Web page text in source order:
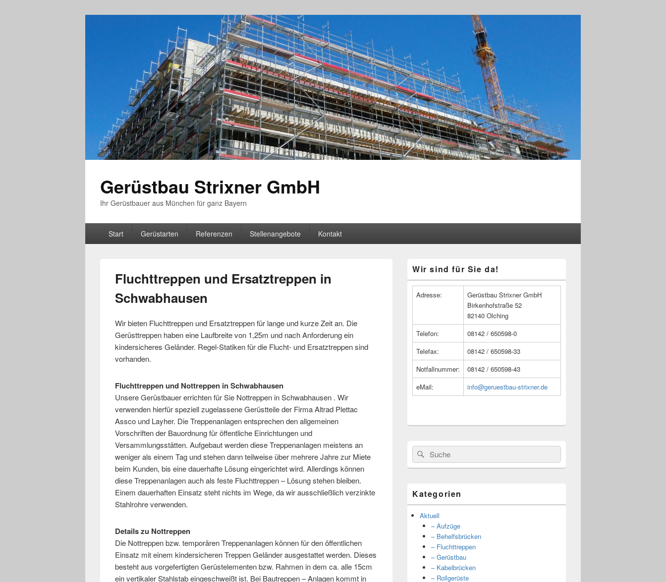
Gerüstbau Strixner GmbH
Ihr Gerüstbauer aus München für ganz Bayern
Start Gerüstarten Referenzen Stellenangebote Kontakt
Fluchttreppen und Ersatztreppen in
Schwabhausen
Wir bieten Fluchttreppen und Ersatztreppen für lange und kurze Zeit an. Die
Gerüsttreppen haben eine Laufbreite von 1,25m und nach Anforderung ein
kindersicheres Geländer. Regel-Statiken für die Flucht- und Ersatztreppen sind
vorhanden.
Fluchttreppen und Nottreppen in Schwabhausen
Unsere Gerüstbauer errichten für Sie Nottreppen in Schwabhausen . Wir
verwenden hierfür speziell zugelassene Gerüstteile der Firma Altrad Plettac
Assco und Layher. Die Treppenanlagen entsprechen den allgemeinen
Vorschriften der Bauordnung für öffentliche Einrichtungen und
Versammlungsstätten. Aufgebaut werden diese Treppenanlagen meistens an
weniger als einem Tag und stehen dann teilweise über mehrere Jahre zur Miete
beim Kunden, bis eine dauerhafte Lösung eingerichtet wird. Allerdings können
diese Treppenanlagen auch als feste Fluchttreppen – Lösung stehen bleiben.
Einem dauerhaften Einsatz steht nichts im Wege, da wir ausschließlich verzinkte
Stahlrohre verwenden.
Details zu Nottreppen
Die Nottreppen bzw. temporären Treppenanlagen können für den öffentlichen
Einsatz mit einem kindersicheren Treppen Geländer ausgestattet werden. Dieses
besteht aus vorgefertigten Gerüstelementen bzw. Rahmen in dem ca. alle 15cm
ein vertikaler Stahlstab eingeschweißt ist. Bei Bautreppen – Anlagen kommt in
Seitenleisten
Widget-
Wir sind für Sie da!
Adresse:
Gerüstbau Strixner GmbH
Birkenhofstraße 52
82140 Olching
Telefon:
08142 / 650598-0
Telefax:
08142 / 650598-33
Notfallnummer:
08142 / 650598-43
eMail:
info@geruestbau-strixner.de
Suche
nach:
Kategorien
Aktuell
– Aufzüge
– Behelfsbrücken
– Fluchttreppen
– Gerüstbau
– Kabelbrücken
– Rollgerüste